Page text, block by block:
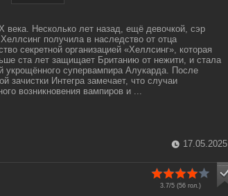
века. Несколько лет назад, ещё девочкой, сэр
Хеллсинг получила в наследство от отца
секретной организацией «Хеллсинг», которая
ста лет защищает Британию от нежити, и стала
укрощённого супервампира Алукарда. После
зачистки Интегра замечает, что случаи
возникновения вампиров и ...
17.05.2025
3.7/5 (56 гол.)